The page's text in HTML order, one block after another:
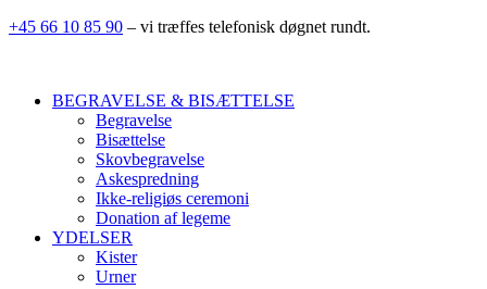
+45 66 10 85 90 – vi træffes telefonisk døgnet rundt.
BEGRAVELSE & BISÆTTELSE
Begravelse
Bisættelse
Skovbegravelse
Askespredning
Ikke-religiøs ceremoni
Donation af legeme
YDELSER
Kister
Urner